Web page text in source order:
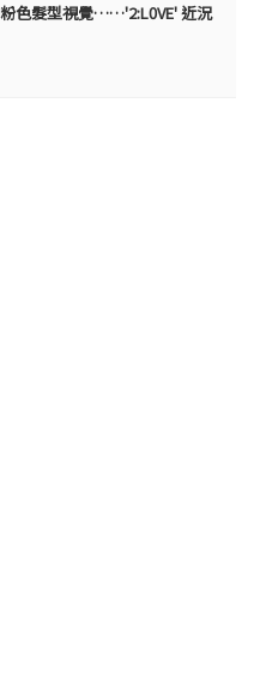
色髮型視覺……'2:L0VE' 近況